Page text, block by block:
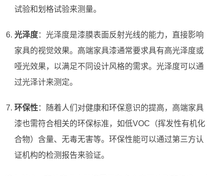
试验和划格试验来测量。
光泽度：光泽度是漆膜表面反射光线的能力，直接影响
家具的视觉效果。高端家具漆通常要求具有高光泽度或
哑光效果，以满足不同设计风格的需求。光泽度可以通
过光泽计来测定。
环保性：随着人们对健康和环保意识的提高，高端家具
漆也需符合相关的环保标准，如低VOC（挥发性有机化
合物）含量、无毒无害等。环保性能可以通过第三方认
证机构的检测报告来验证。